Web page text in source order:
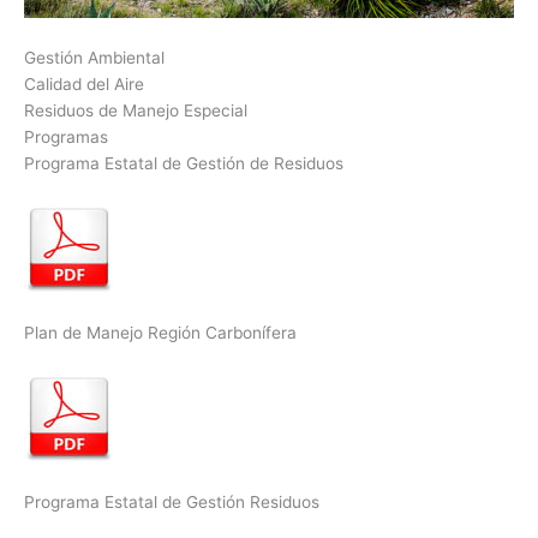
Gestión Ambiental
Calidad del Aire
Residuos de Manejo Especial
Programas
Programa Estatal de Gestión de Residuos
Plan de Manejo Región Carbonífera
Programa Estatal de Gestión Residuos